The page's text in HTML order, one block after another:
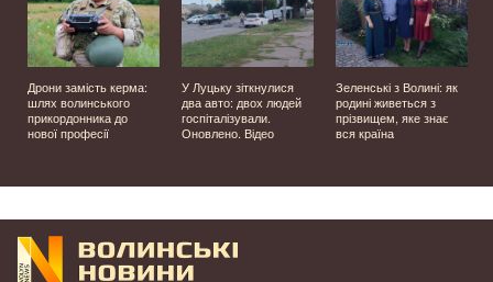
Дрони замість керма:
шлях волинського
прикордонника до
нової професії
У Луцьку зіткнулися
два авто: двох людей
госпіталізували.
Оновлено. Відео
Зеленські з Волині: як
родині живеться з
прізвищем, яке знає
вся країна